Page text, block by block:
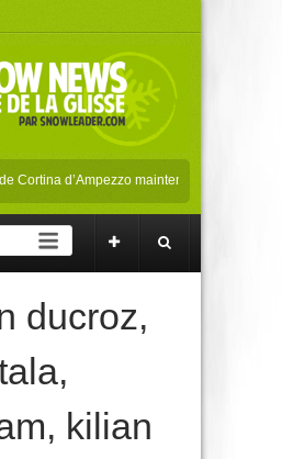
d’Ampezzo maintenus en février 2021
les pistes !
ducroz,
,
, kilian